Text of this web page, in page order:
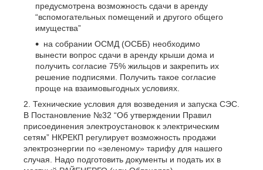
предусмотрена возможность сдачи в аренду
“вспомогательных помещений и другого общего
имущества”
на собрании ОСМД (ОСББ) необходимо
вынести вопрос сдачи в аренду крыши дома и
получить согласие 75% жильцов и закрепить их
решение подписями. Получить такое согласие
проще на взаимовыгодных условиях.
Технические условия для возведения и запуска СЭС.
В Постановление №32 “Об утверждении Правил
присоединения электроустановок к электрическим
сетям” НКРЕКП регулирует возможность продажи
электроэнергии по «зеленому» тарифу для нашего
случая. Надо подготовить документы и подать их в